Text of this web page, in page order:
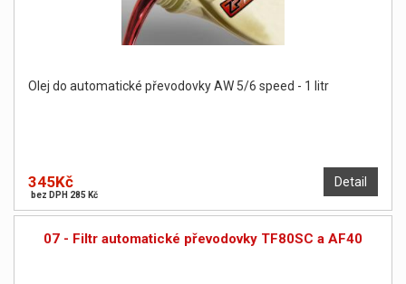
Olej do automatické převodovky AW 5/6 speed - 1 litr
Detail
345Kč
bez DPH 285 Kč
07 - Filtr automatické převodovky TF80SC a AF40